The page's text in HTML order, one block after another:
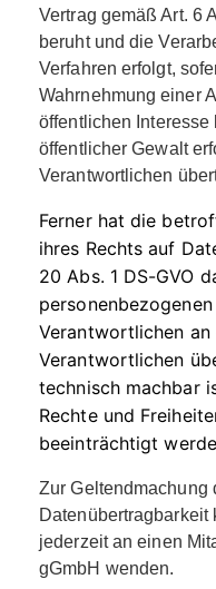
Vertrag gemäß Art. 6
beruht und die
Verfahren erfolgt,
Wahrnehmung einer
öffentlichen Interesse
öffentlicher Gewalt
Verantwortlichen
Ferner hat die
ihres Rechts auf
20 Abs. 1 DS-GVO
Verantwortlichen an
Verantwortlichen
technisch machbar
Rechte und
beeinträchtigt
Zur Geltendmachung
Datenübertragbarkeit
jederzeit an einen
gGmbH wenden.